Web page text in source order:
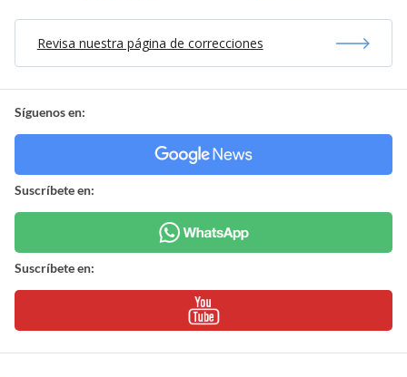
Revisa nuestra página de correcciones
Síguenos en:
Suscríbete en:
Suscríbete en: